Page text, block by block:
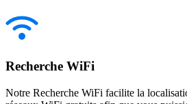
Recherche WiFi
Notre Recherche WiFi facilite la